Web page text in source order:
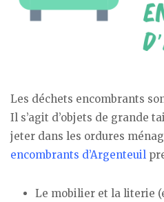
Les déchets encombrants
Il s’agit d’objets de grande
jeter dans les ordures
encombrants d’Argenteuil
Le mobilier et la literie